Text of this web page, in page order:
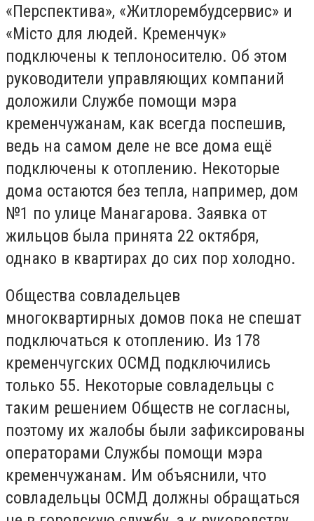
«Перспектива», «Житлорембудсервис» и
«Місто для людей. Кременчук»
подключены к теплоносителю. Об этом
руководители управляющих компаний
доложили Службе помощи мэра
кременчужанам, как всегда поспешив,
ведь на самом деле не все дома ещё
подключены к отоплению. Некоторые
дома остаются без тепла, например, дом
№1 по улице Манагарова. Заявка от
жильцов была принята 22 октября,
однако в квартирах до сих пор холодно.
Общества совладельцев
многоквартирных домов пока не спешат
подключаться к отоплению. Из 178
кременчугских ОСМД подключились
только 55. Некоторые совладельцы с
таким решением Обществ не согласны,
поэтому их жалобы были зафиксированы
операторами Службы помощи мэра
кременчужанам. Им объяснили, что
совладельцы ОСМД должны обращаться